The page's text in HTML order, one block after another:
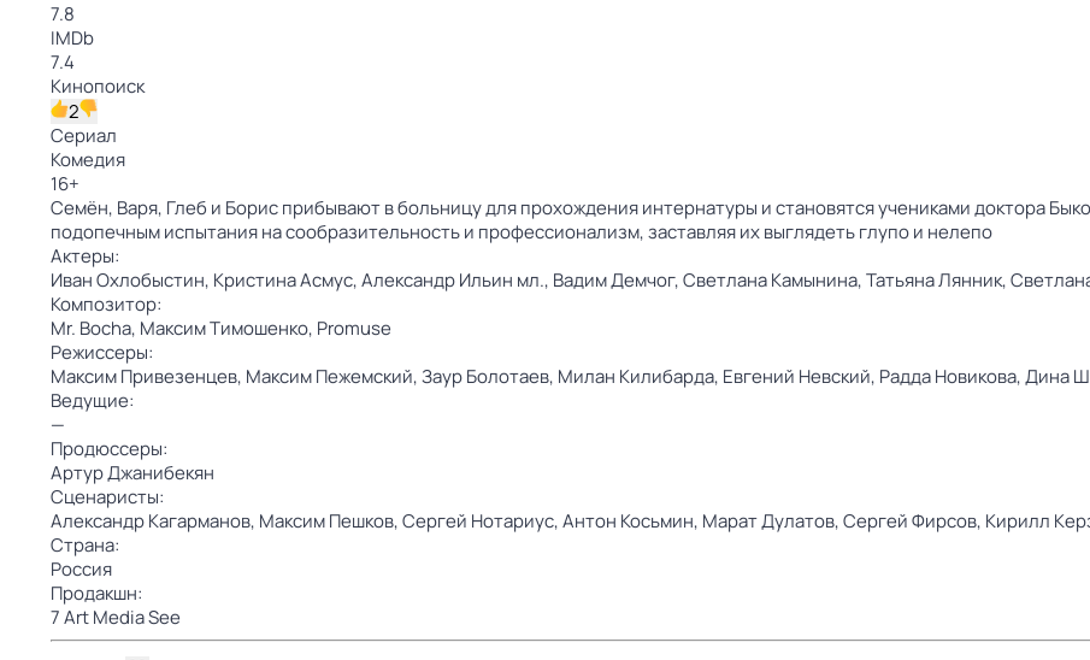
7.8
IMDb
7.4
Кинопоиск
2
Сериал
Комедия
16+
Семён, Варя, Глеб и Борис прибывают в больницу для прохождения интернатуры и становятся учениками доктора
подопечным испытания на сообразительность и профессионализм, заставляя их выглядеть глупо и нелепо
Актеры:
Иван Охлобыстин, Кристина Асмус,Александр Ильин мл., Вадим Демчог,Светлана Камынина,Татьяна Лянник,
Композитор:
Mr. Bocha, Максим Тимошенко, Promuse
Режиссеры:
Максим Привезенцев, Максим Пежемский,Заур Болотаев, Милан Килибарда, Евгений Невский, Радда Новикова,Дина
Ведущие:
—
Продюссеры:
Артур Джанибекян
Сценаристы:
Александр Кагарманов, Максим Пешков,Сергей Нотариус,Антон Косьмин, Марат Дулатов,Сергей Фирсов, Кирилл
Страна:
Россия
Продакшн:
7 Art Media See